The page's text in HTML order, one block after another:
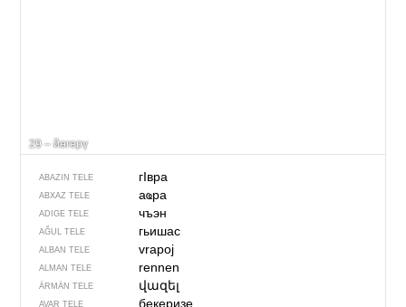
29 – йөгерү
ABAZIN TELE гIвра
ABXAZ TELE аҩра
ADIGE TELE чъэн
AĞUL TELE гьишас
ALBAN TELE vrapoj
ALMAN TELE rennen
ÄRMÄN TELE վազել
AVAR TELE бекеризе